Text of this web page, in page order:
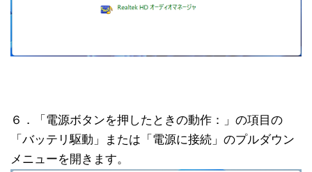
６．「電源ボタンを押したときの動作：」の項目の
「バッテリ駆動」または「電源に接続」のプルダウン
メニューを開きます。